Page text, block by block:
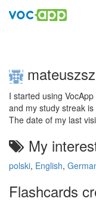
I started using VocApp
and my study streak is
The date of my last
My
polski, English,
Flashcards